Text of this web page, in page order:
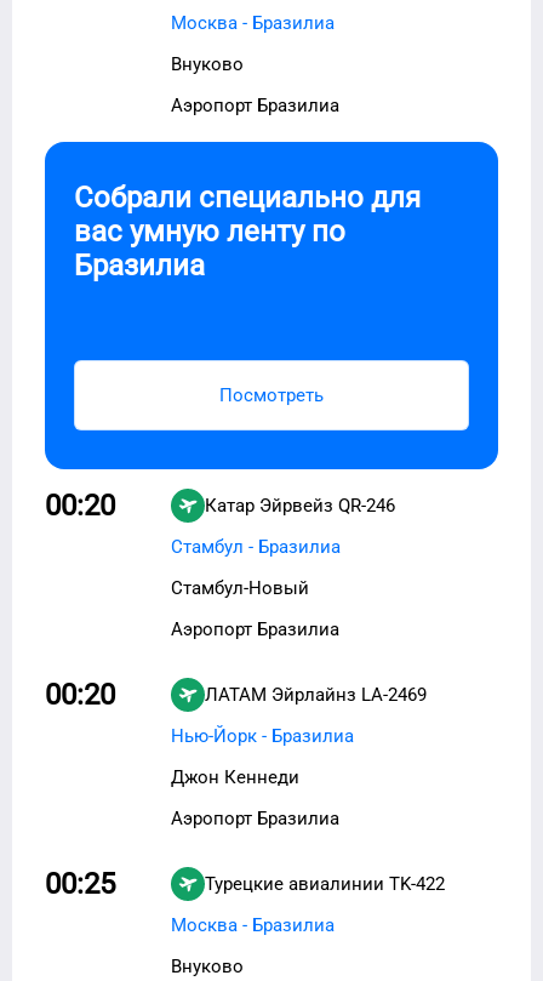
Москва - Бразилиа
Внуково
Аэропорт Бразилиа
Собрали специально для
вас умную ленту по
Бразилиа
Посмотреть
00:20 Катар Эйрвейз QR-246
Стамбул - Бразилиа
Стамбул-Новый
Аэропорт Бразилиа
00:20 ЛАТАМ Эйрлайнз LA-2469
Нью-Йорк - Бразилиа
Джон Кеннеди
Аэропорт Бразилиа
00:25 Турецкие авиалинии TK-422
Москва - Бразилиа
Внуково